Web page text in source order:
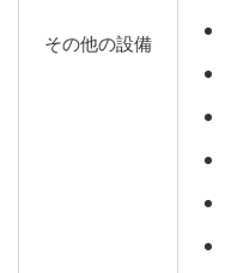
その他の設備